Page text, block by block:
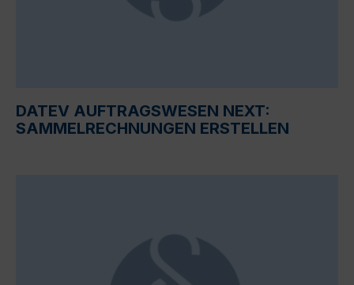
DATEV AUFTRAGSWESEN NEXT:
SAMMELRECHNUNGEN ERSTELLEN